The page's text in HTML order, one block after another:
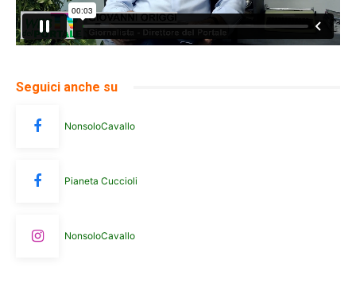
Seguici anche su
NonsoloCavallo
Pianeta Cuccioli
NonsoloCavallo